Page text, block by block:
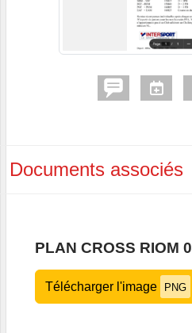
Documents associés
PLAN CROSS RIOM
Télécharger l'image PNG